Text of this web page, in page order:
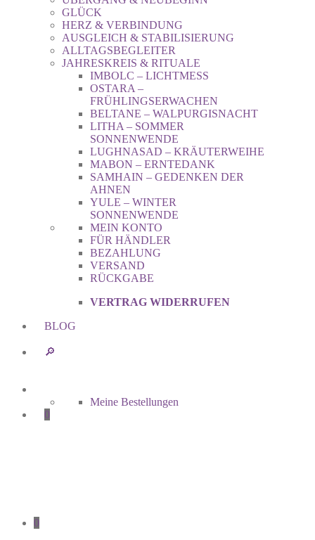
GLÜCK
HERZ & VERBINDUNG
AUSGLEICH & STABILISIERUNG
ALLTAGSBEGLEITER
JAHRESKREIS & RITUALE
IMBOLC – LICHTMESS
OSTARA –
FRÜHLINGSERWACHEN
BELTANE – WALPURGISNACHT
LITHA – SOMMER
SONNENWENDE
LUGHNASAD – KRÄUTERWEIHE
MABON – ERNTEDANK
SAMHAIN – GEDENKEN DER
AHNEN
YULE – WINTER
SONNENWENDE
MEIN KONTO
FÜR HÄNDLER
BEZAHLUNG
VERSAND
RÜCKGABE
VERTRAG WIDERRUFEN
BLOG
🔎︎
Meine Bestellungen
0
0